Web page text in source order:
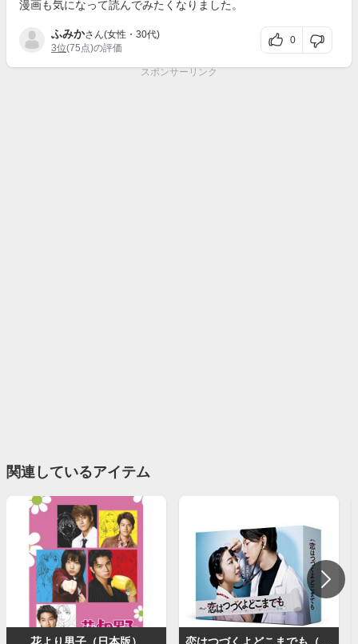
漫画も気になって読んでみたくなりました。
ふみかさん(女性・30代)
3位(75点)の評価
0
スポンサーリンク
関連しているアイテム